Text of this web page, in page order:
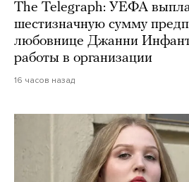
The Telegraph: УЕФА
шестизначную сумму
любовнице Джанни
работы в организации
16 часов назад